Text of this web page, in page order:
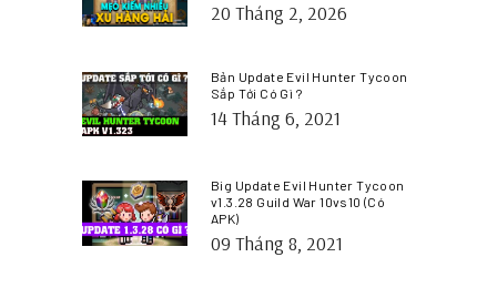
20 Tháng 2, 2026
Bản Update Evil Hunter Tycoon
Sắp Tới Có Gì ?
14 Tháng 6, 2021
Big Update Evil Hunter Tycoon
v1.3.28 Guild War 10vs10 (Có
APK)
09 Tháng 8, 2021